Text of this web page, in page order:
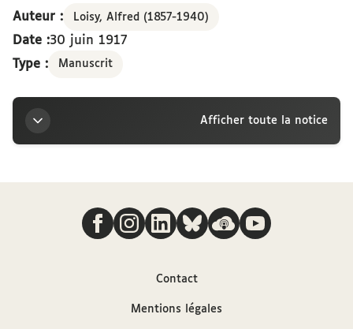
Auteur : Loisy, Alfred (1857-1940)
Date :30 juin 1917
Type :
Manuscrit
Afficher toute la notice
Titre
Lettre d’Alfred Loisy à la marquise Arconati-
Visconti, Ceffonds, 30 juin 1917
Nous suivre
Contact
Mentions légales